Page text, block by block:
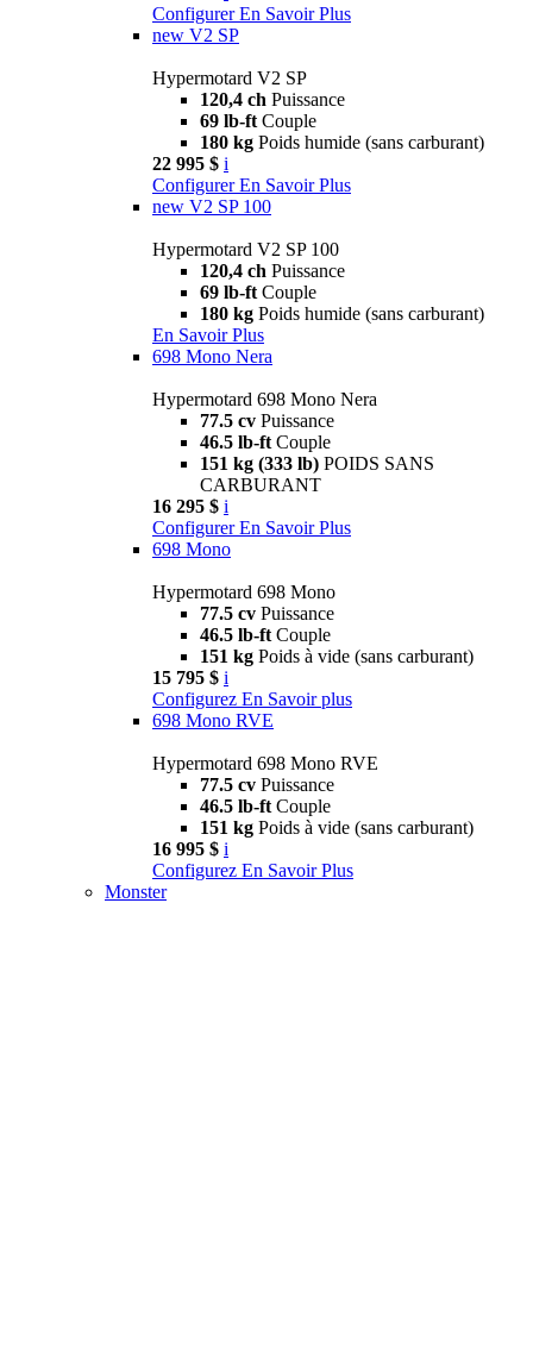
Configurer En Savoir Plus
new V2 SP
Hypermotard V2 SP
120,4 ch Puissance
69 lb-ft Couple
180 kg Poids humide (sans carburant)
22 995 $ i
Configurer En Savoir Plus
new V2 SP 100
Hypermotard V2 SP 100
120,4 ch Puissance
69 lb-ft Couple
180 kg Poids humide (sans carburant)
En Savoir Plus
698 Mono Nera
Hypermotard 698 Mono Nera
77.5 cv Puissance
46.5 lb-ft Couple
151 kg (333 lb) POIDS SANS
CARBURANT
16 295 $ i
Configurer En Savoir Plus
698 Mono
Hypermotard 698 Mono
77.5 cv Puissance
46.5 lb-ft Couple
151 kg Poids à vide (sans carburant)
15 795 $ i
Configurez En Savoir plus
698 Mono RVE
Hypermotard 698 Mono RVE
77.5 cv Puissance
46.5 lb-ft Couple
151 kg Poids à vide (sans carburant)
16 995 $ i
Configurez En Savoir Plus
Monster